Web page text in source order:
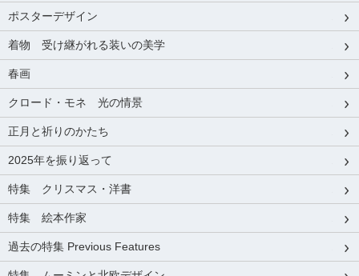
ポスターデザイン
着物 受け継がれる装いの美学
春画
クロード・モネ 光の情景
正月と祈りのかたち
2025年を振り返って
特集 クリスマス・洋書
特集 絵本作家
過去の特集 Previous Features